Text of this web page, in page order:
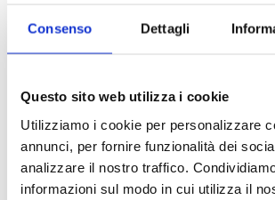
Consenso Dettagli
Questo sito web utilizza i cookie
Utilizziamo i cookie per personalizzare
annunci, per fornire funzionalità dei
analizzare il nostro traffico.
informazioni sul modo in cui utilizza il